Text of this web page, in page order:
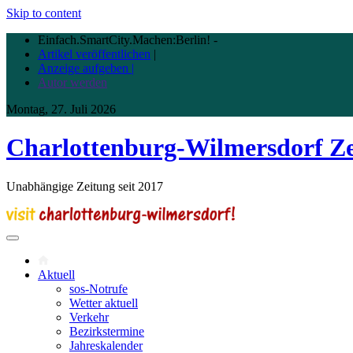
Skip to content
Einfach.SmartCity.Machen:Berlin! -
Artikel veröffentlichen |
Anzeige aufgeben |
Autor werden
Montag, 27. Juli 2026
Charlottenburg-Wilmersdorf
Unabhängige Zeitung seit 2017
Aktuell
sos-Notrufe
Wetter aktuell
Verkehr
Bezirkstermine
Jahreskalender